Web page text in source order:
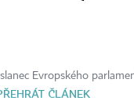
Evropského
ČLÁNEK